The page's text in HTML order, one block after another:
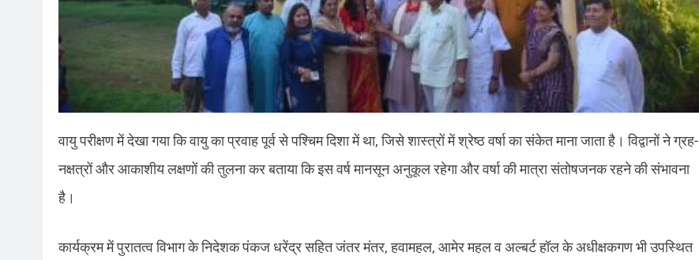
वायु परीक्षण में देखा गया कि वायु का प्रवाह पूर्व से पश्चिम दिशा में था, जिसे शास्त्रों में श्रेष्ठ वर्षा का संकेत माना जाता है। विद्वानों ने ग्रह-
नक्षत्रों और आकाशीय लक्षणों की तुलना कर बताया कि इस वर्ष मानसून अनुकूल रहेगा और वर्षा की मात्रा संतोषजनक रहने की संभावना
है।
कार्यक्रम में पुरातत्व विभाग के निदेशक पंकज धरेंद्र सहित जंतर मंतर, हवामहल, आमेर महल व अल्बर्ट हॉल के अधीक्षकगण भी उपस्थित